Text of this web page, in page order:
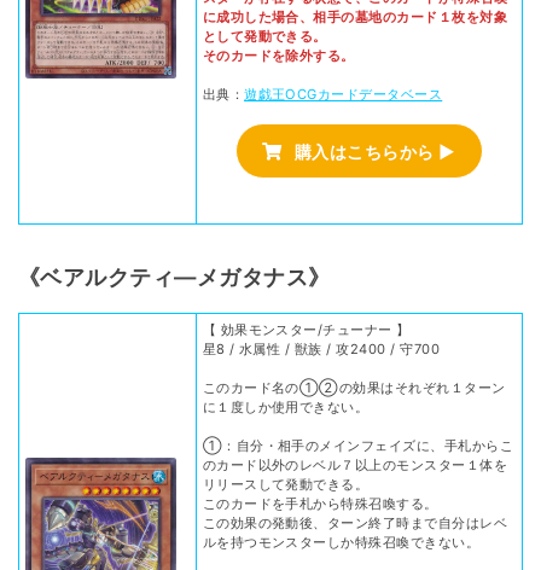
に成功した場合、相手の墓地のカード１枚を対象
として発動できる。
そのカードを除外する。
出典：遊戯王OCGカードデータベース
購入はこちらから ▶
《ベアルクティ―メガタナス》
【 効果モンスター/チューナー 】
星8 / 水属性 / 獣族 / 攻2400 / 守700
このカード名の①②の効果はそれぞれ１ターン
に１度しか使用できない。
①：自分・相手のメインフェイズに、手札からこ
のカード以外のレベル７以上のモンスター１体を
リリースして発動できる。
このカードを手札から特殊召喚する。
この効果の発動後、ターン終了時まで自分はレベ
ルを持つモンスターしか特殊召喚できない。